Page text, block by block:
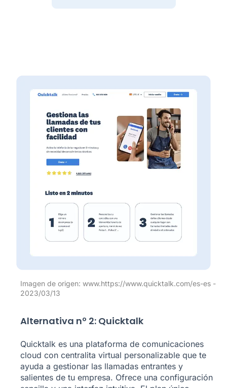
Alternativa nº 2: Quicktalk
Quicktalk es una plataforma de comunicaciones
cloud con centralita virtual personalizable que te
ayuda a gestionar las llamadas entrantes y
salientes de tu empresa. Ofrece una configuración
Imagen de origen: www.https://www.quicktalk.com/es-es -
2023/03/13